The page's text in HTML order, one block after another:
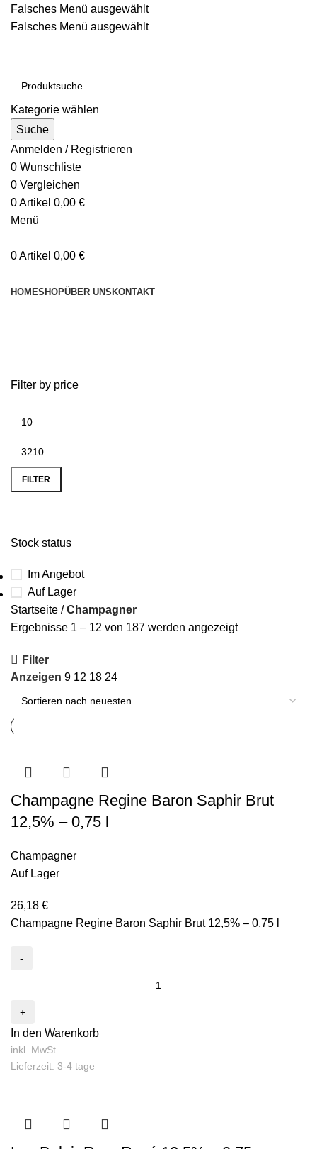
Falsches Menü ausgewählt
Falsches Menü ausgewählt
Kategorie wählen
Suche
Anmelden / Registrieren
0 Wunschliste
0 Vergleichen
0Artikel 0,00 €
Menü
0Artikel 0,00 €
HOMESHOPÜBER UNS KONTAKT
Filter by price
FILTER
Stock status
Im Angebot
Auf Lager
Startseite
Champagner
Ergebnisse 1 – 12 von 187 werden angezeigt
Filter
Anzeigen 9 12 18 24
Champagne Regine Baron Saphir Brut
12,5% – 0,75 l
Champagner
Auf Lager
26,18 €
Champagne Regine Baron Saphir Brut 12,5% – 0,75 l
In den Warenkorb
inkl. MwSt.
Lieferzeit: 3-4 tage